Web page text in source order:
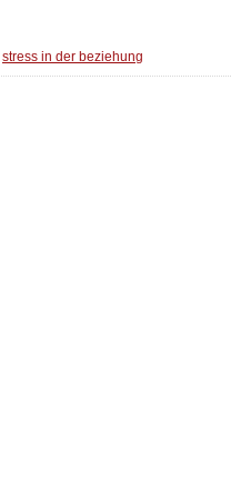
stress in der beziehung